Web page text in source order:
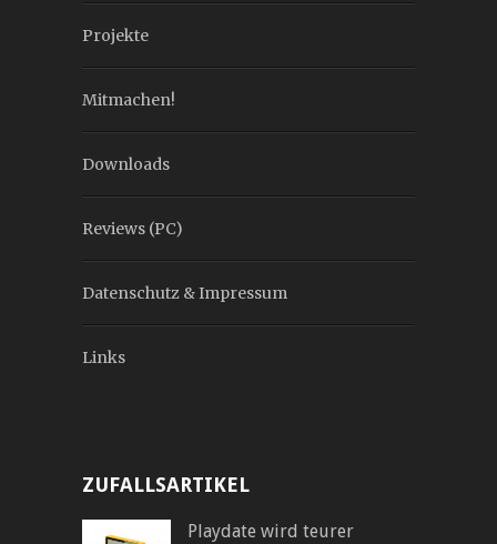
Projekte
Mitmachen!
Downloads
Reviews (PC)
Datenschutz & Impressum
Links
ZUFALLSARTIKEL
Playdate wird teurer